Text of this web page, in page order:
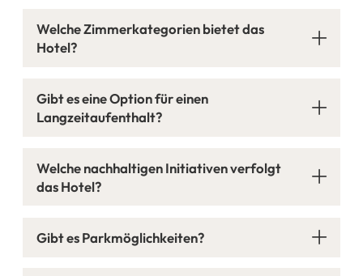
Welche Zimmerkategorien bietet das
Hotel?
Gibt es eine Option für einen
Langzeitaufenthalt?
Welche nachhaltigen Initiativen verfolgt
das Hotel?
Gibt es Parkmöglichkeiten?